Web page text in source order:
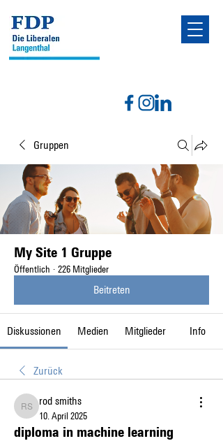
Gruppen
My Site 1 Gruppe
Öffentlich · 226 Mitglieder
Beitreten
Diskussionen Medien Mitglieder Info
Zurück
rod smiths
rod smiths
10. April 2025
diploma in machine learning